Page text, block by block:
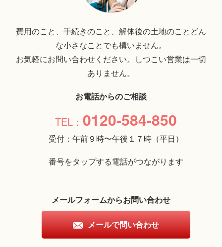
費用のこと、手続きのこと、解体後の土地のことどん
な小さなことでも構いません。
お気軽にお問い合わせください。しつこい営業は一切
ありません。
お電話からのご相談
0120-584-850
受付：午前９時〜午後１７時（平日）
番号をタップする電話がつながります
メールフォームからお問い合わせ
メールで問い合わせ